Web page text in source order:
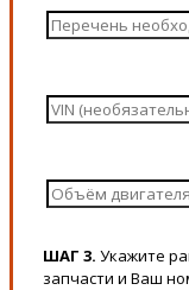
ШАГ 3. Укажите
запчасти и Ваш